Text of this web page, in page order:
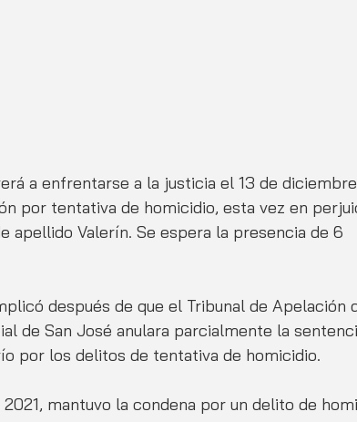
a enfrentarse a la justicia el 13 de
por tentativa de homicidio, esta vez en
apellido Valerín. Se espera la presencia de 6
después de que el Tribunal de Apelación
de San José anulara parcialmente la
por los delitos de tentativa de homicidio.
mantuvo la condena por un delito de